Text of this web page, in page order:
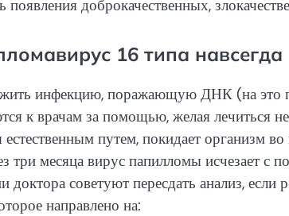
появления доброкачественных,
16 типа навсегда
инфекцию, поражающую ДНК (на это
к врачам за помощью, желая лечиться
путем, покидает организм
три месяца вирус папилломы исчезает с
советуют пересдать анализ, если
направлено на: